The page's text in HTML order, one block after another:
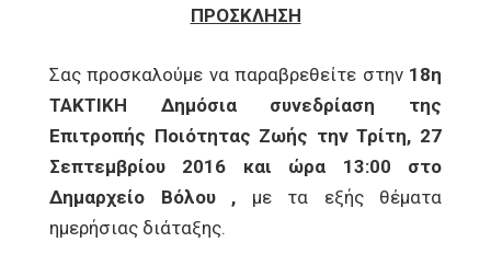
ΠΡΟΣΚΛΗΣΗ
Σας προσκαλούμε να παραβρεθείτε στην 18η
ΤΑΚΤΙΚΗ Δημόσια συνεδρίαση της
Επιτροπής Ποιότητας Ζωής την Τρίτη, 27
Σεπτεμβρίου 2016 και ώρα 13:00 στο
Δημαρχείο Βόλου , με τα εξής θέματα
ημερήσιας διάταξης.